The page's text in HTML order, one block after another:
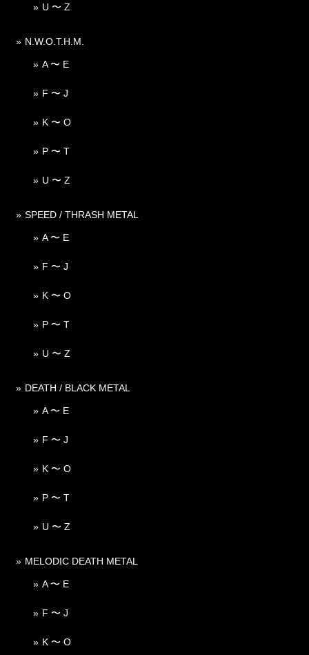
U 〜 Z
N.W.O.T.H.M.
A 〜 E
F 〜 J
K 〜 O
P 〜 T
U 〜 Z
SPEED / THRASH METAL
A 〜 E
F 〜 J
K 〜 O
P 〜 T
U 〜 Z
DEATH / BLACK METAL
A 〜 E
F 〜 J
K 〜 O
P 〜 T
U 〜 Z
MELODIC DEATH METAL
A 〜 E
F 〜 J
K 〜 O